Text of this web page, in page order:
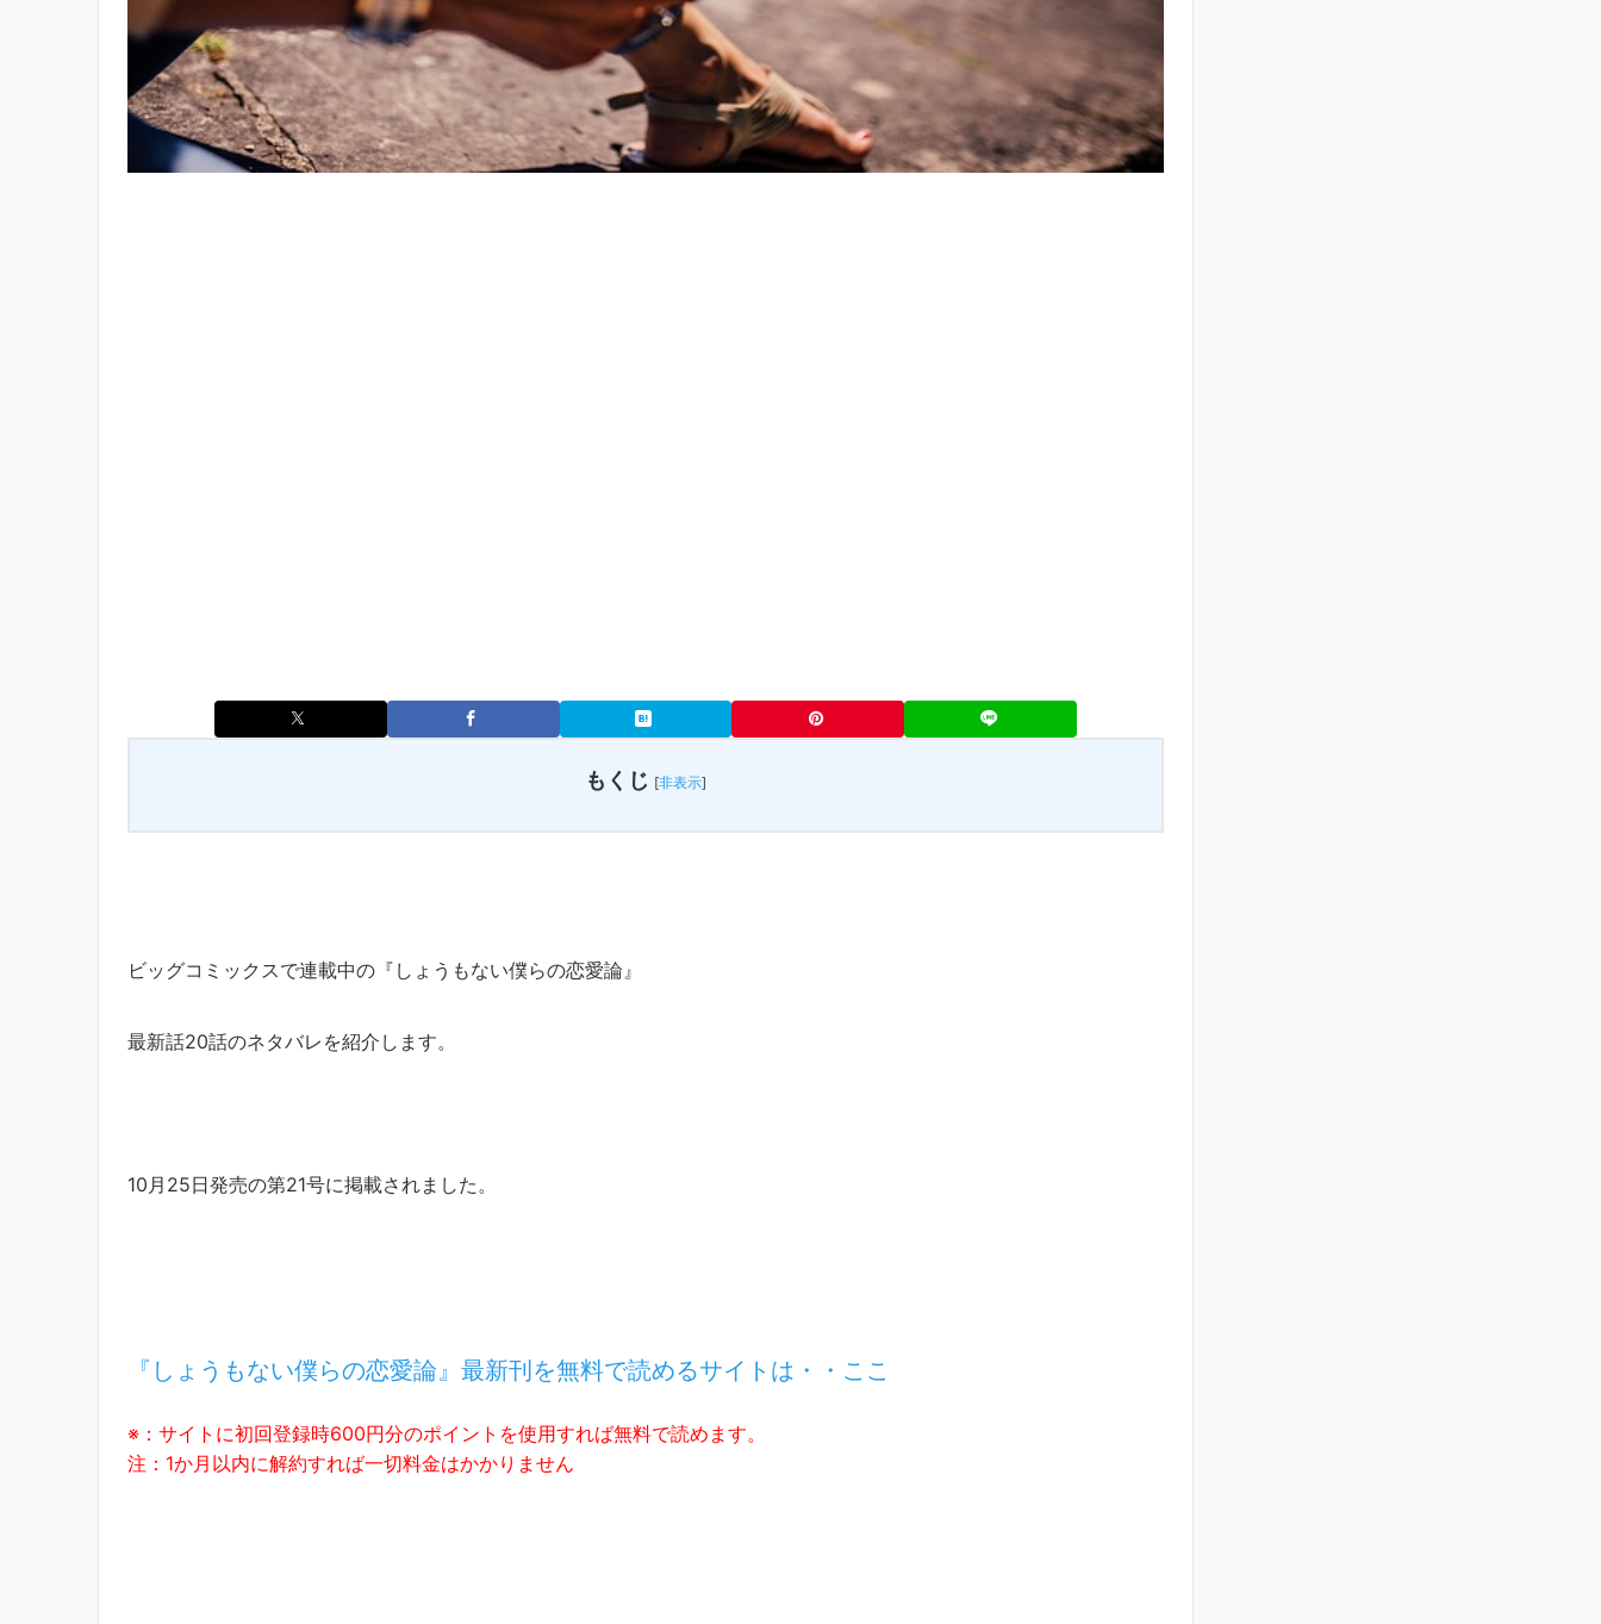
もくじ [非表示]
ビッグコミックスで連載中の『しょうもない僕らの恋愛論』
最新話20話のネタバレを紹介します。
10月25日発売の第21号に掲載されました。
『しょうもない僕らの恋愛論』最新刊を無料で読めるサイトは・・ここ
※：サイトに初回登録時600円分のポイントを使用すれば無料で読めます。
注：1か月以内に解約すれば一切料金はかかりません